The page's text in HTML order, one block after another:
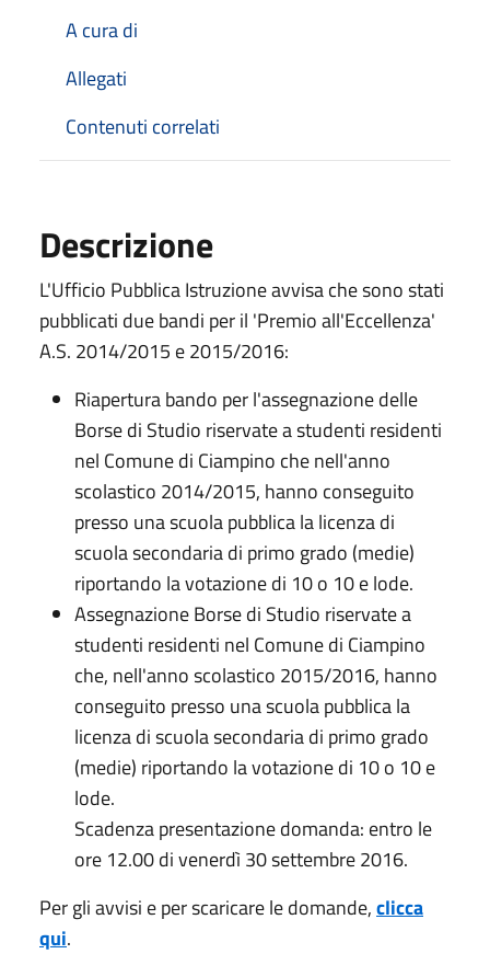
A cura di
Allegati
Contenuti correlati
Descrizione
L'Ufficio Pubblica Istruzione avvisa che sono stati
pubblicati due bandi per il 'Premio all'Eccellenza'
A.S. 2014/2015 e 2015/2016:
Riapertura bando per l'assegnazione delle
Borse di Studio riservate a studenti residenti
nel Comune di Ciampino che nell'anno
scolastico 2014/2015, hanno conseguito
presso una scuola pubblica la licenza di
scuola secondaria di primo grado (medie)
riportando la votazione di 10 o 10 e lode.
Assegnazione Borse di Studio riservate a
studenti residenti nel Comune di Ciampino
che, nell'anno scolastico 2015/2016, hanno
conseguito presso una scuola pubblica la
licenza di scuola secondaria di primo grado
(medie) riportando la votazione di 10 o 10 e
lode.
Scadenza presentazione domanda: entro le
ore 12.00 di venerdì 30 settembre 2016.
Per gli avvisi e per scaricare le domande,clicca
qui.